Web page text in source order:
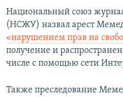
Национальный союз
(НСЖУ) назвал арест
«нарушением прав на
получение и
числе с помощью сети
Также преследование